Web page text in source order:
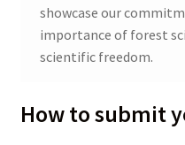
showcase our
importance of forest
scientific freedom.
How to submit